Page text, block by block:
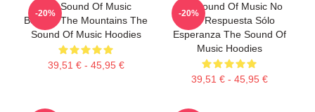
The Sound Of Music
Beyond The Mountains The
Sound Of Music Hoodies
39,51 € - 45,95 €
-20%
The Sound Of Music No
Hay Respuesta Sólo
Esperanza The Sound Of
Music Hoodies
39,51 € - 45,95 €
-20%